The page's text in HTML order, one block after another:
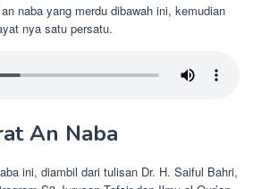
naba yang merdu dibawah ini, kemudian
nya satu persatu.
An Naba
ini, diambil dari tulisan Dr. H. Saiful Bahri,